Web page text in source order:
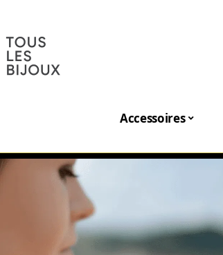
Accessoires